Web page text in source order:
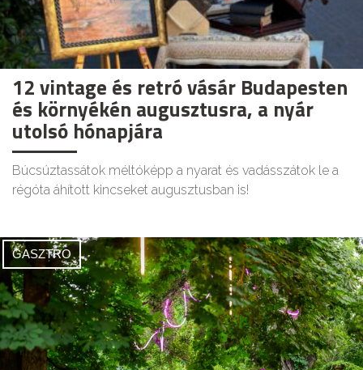
12 vintage és retró vásár Budapesten
és környékén augusztusra, a nyár
utolsó hónapjára
Búcsúztassátok méltóképp a nyarat és vadásszátok le a
régóta áhított kincseket augusztusban is!
GASZTRO